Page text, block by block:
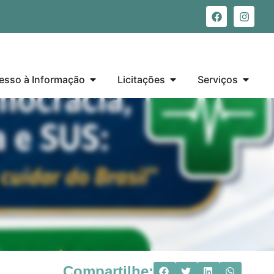
à Informação Licitações Serviços